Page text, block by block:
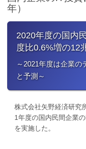
年）
2020年度の国内
度比0.6%増の12
～2021年度は企業
と予測～
株式会社矢野経済研究
1年度の国内民間企業
を実施した。